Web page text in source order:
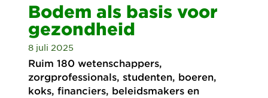
Bodem als basis voor
gezondheid
8 juli 2025
Ruim 180 wetenschappers,
zorgprofessionals, studenten, boeren,
koks, financiers, beleidsmakers en